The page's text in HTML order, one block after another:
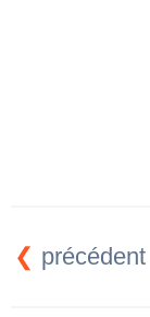
précédent